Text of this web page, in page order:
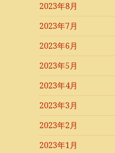
2023年8月
2023年7月
2023年6月
2023年5月
2023年4月
2023年3月
2023年2月
2023年1月